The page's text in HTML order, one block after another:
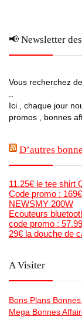
📢 Newsletter
Vous recherchez
Ici , chaque jour
promos , bonnes
D’autres
11.25€ le tee shirt
Code promo :
NEWSMY 200W
Ecouteurs
code promo :
29€ la douche de
A Visiter
Bons Plans
Mega Bonnes